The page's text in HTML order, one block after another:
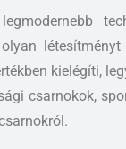
olyan
kielégíti,
csarnokok,